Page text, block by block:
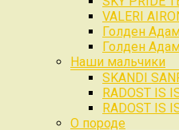
VALERI
Голден
Голден
Наши мальчики
SKANDI
RADOST IS
RADOST IS
О породе